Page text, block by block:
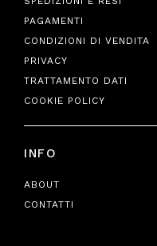
PAGAMENTI
CONDIZIONI DI VENDITA
PRIVACY
TRATTAMENTO DATI
COOKIE POLICY
INFO
ABOUT
CONTATTI